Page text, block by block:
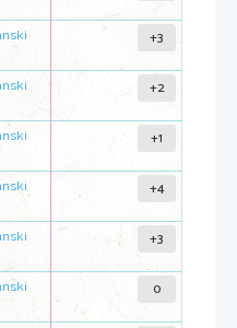
+3
+2
+1
+4
+3
0